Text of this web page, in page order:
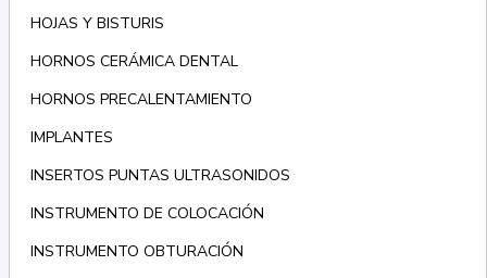
HOJAS Y BISTURIS
HORNOS CERÁMICA DENTAL
HORNOS PRECALENTAMIENTO
IMPLANTES
INSERTOS PUNTAS ULTRASONIDOS
INSTRUMENTO DE COLOCACIÓN
INSTRUMENTO OBTURACIÓN